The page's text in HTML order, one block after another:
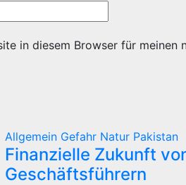
in diesem Browser für meinen
Allgemein Gefahr Natur Pakistan
Finanzielle Zukunft
Geschäftsführern